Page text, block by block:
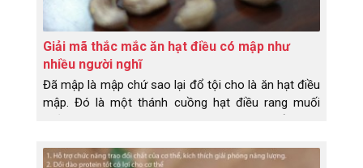
Giải mã thắc mắc ăn hạt điều có mập như
nhiều người nghĩ
Đã mập là mập chứ sao lại đổ tội cho là ăn hạt điều
mập. Đó là một thánh cuồng hạt điều rang muối